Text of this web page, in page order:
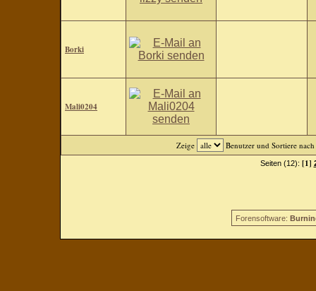
Borki
Mali0204
Zeige Benutzer und Sortiere nach
Seiten (12): [1]
Forensoftware: